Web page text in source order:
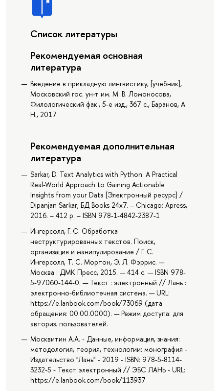
Список литературы
Рекомендуемая основная
литература
Введение в прикладную лингвистику, [учебник],
Московский гос. ун-т им. М. В. Ломоносова,
Филологический фак., 5-е изд., 367 с., Баранов, А.
Н., 2017
Рекомендуемая дополнительная
литература
Sarkar, D. Text Analytics with Python: A Practical
Real-World Approach to Gaining Actionable
Insights from your Data [Электронный ресурс] /
Dipanjan Sarkar; БД Books 24x7. – Chicago: Apress,
2016. – 412 p. – ISBN 978-1-4842-2387-1
Ингерсолл, Г. С. Обработка
неструктурированных текстов. Поиск,
организация и манипулирование / Г. С.
Ингерсолл, Т. С. Мортон, Э. Л. Фэррис. —
Москва : ДМК Пресс, 2015. — 414 с. — ISBN 978-
5-97060-144-0. — Текст : электронный // Лань :
электронно-библиотечная система. — URL:
https://e.lanbook.com/book/73069 (дата
обращения: 00.00.0000). — Режим доступа: для
авториз. пользователей.
Москвитин А.А. - Данные, информация, знания:
методология, теория, технологии: монография -
Издательство "Лань" - 2019 - ISBN: 978-5-8114-
3232-5 - Текст электронный // ЭБС ЛАНЬ - URL:
https://e.lanbook.com/book/113937